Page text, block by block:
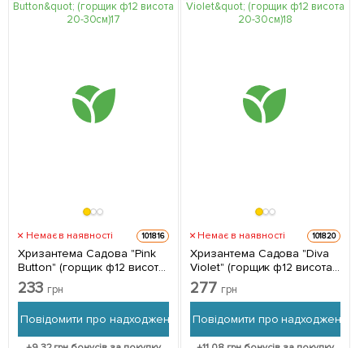
Немає в наявності 101816
Хризантема Садова "Pink
Button" (горщик ф12 висота
20-30см) 1 саджанець в
упаковці
233 грн
Повідомити про надходження
Немає в наявності 101820
Хризантема Садова "Diva
Violet" (горщик ф12 висота
20-30см) 1 саджанець в
упаковці
277 грн
Повідомити про надходження